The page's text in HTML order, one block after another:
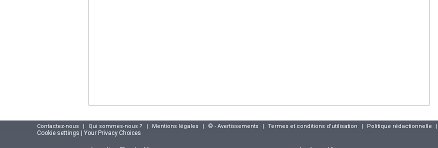
Contactez-nous | Qui sommes-nous ? | Mentions légales | © - Avertissements | Termes et conditions d'utilisation | Politique rédactionnelle |
Cookie settings | Your Privacy Choices